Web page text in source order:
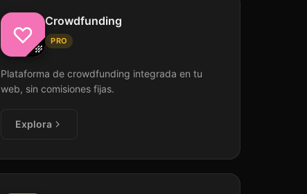
Crowdfunding
PRO
Plataforma de crowdfunding integrada en tu
web, sin comisiones fijas.
Explora